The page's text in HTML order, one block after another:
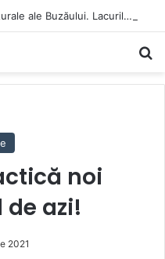
Vești bune din rezervațiile naturale ale Buzăului. Lacurile de la Boldu și Balta Albă și-au refăcut o bună parte din luciul de apă
noi
azi!
2021